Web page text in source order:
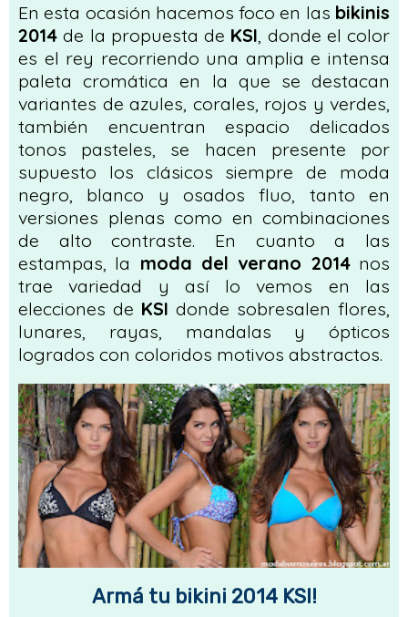
En esta ocasión hacemos foco en las bikinis
2014 de la propuesta de KSI, donde el color
es el rey recorriendo una amplia e intensa
paleta cromática en la que se destacan
variantes de azules, corales, rojos y verdes,
también encuentran espacio delicados
tonos pasteles, se hacen presente por
supuesto los clásicos siempre de moda
negro, blanco y osados fluo, tanto en
versiones plenas como en combinaciones
de alto contraste. En cuanto a las
estampas, la moda del verano 2014nos
trae variedad y así lo vemos en las
elecciones de KSI donde sobresalen flores,
lunares, rayas, mandalas y ópticos
logrados con coloridos motivos abstractos.
Armá tu bikini 2014 KSI!